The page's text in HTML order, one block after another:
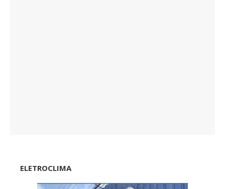
ELETROCLIMA